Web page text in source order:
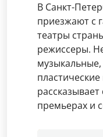
В Санкт-
приезжают с
театры
режиссеры.
премьерах и